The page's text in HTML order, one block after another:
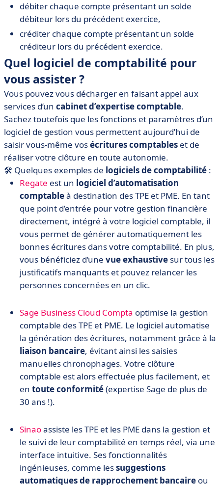
débiter chaque compte présentant un solde
débiteur lors du précédent exercice,
créditer chaque compte présentant un solde
créditeur lors du précédent exercice.
Quel logiciel de comptabilité pour
vous assister ?
Vous pouvez vous décharger en faisant appel aux
services d’un cabinet d’expertise comptable.
Sachez toutefois que les fonctions et paramètres d’un
logiciel de gestion vous permettent aujourd’hui de
saisir vous-même vosécritures comptables et de
réaliser votre clôture en toute autonomie.
🛠️ Quelques exemples de logiciels de comptabilité :
Regate est un logiciel d’automatisation
comptableà destination des TPE et PME. En tant
que point d’entrée pour votre gestion financière
directement, intégré à votre logiciel comptable, il
vous permet de générer automatiquement les
bonnes écritures dans votre comptabilité. En plus,
vous bénéficiez d’une vue exhaustive sur tous les
justificatifs manquants et pouvez relancer les
personnes concernées en un clic.
Sage Business Cloud Compta optimise la gestion
comptable des TPE et PME. Le logiciel automatise
la génération des écritures, notamment grâce à la
liaison bancaire, évitant ainsi les saisies
manuelles chronophages. Votre clôture
comptable est alors effectuée plus facilement, et
en toute conformité(expertise Sage de plus de
30 ans !).
Sinaoassiste les TPE et les PME dans la gestion et
le suivi de leur comptabilité en temps réel, via une
interface intuitive. Ses fonctionnalités
ingénieuses, comme lessuggestions
automatiques de rapprochement bancaire ou